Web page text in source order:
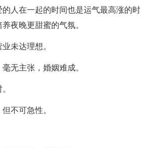
人在一起的时间也是运气最高涨的时
夜晚更甜蜜的气氛。
未达理想。
无主张，婚姻难成。
不可急性。